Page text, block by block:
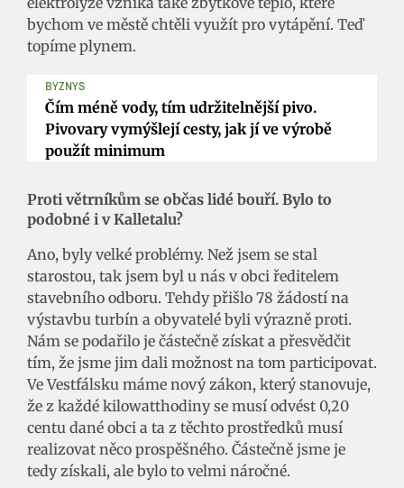
bychom ve městě chtěli využít pro vytápění. Teď
topíme plynem.
BYZNYS
Čím méně vody, tím udržitelnější pivo.
Pivovary vymýšlejí cesty, jak jí ve výrobě
použít minimum
Proti větrníkům se občas lidé bouří. Bylo to
podobné i v Kalletalu?
Ano, byly velké problémy. Než jsem se stal
starostou, tak jsem byl u nás v obci ředitelem
stavebního odboru. Tehdy přišlo 78 žádostí na
výstavbu turbín a obyvatelé byli výrazně proti.
Nám se podařilo je částečně získat a přesvědčit
tím, že jsme jim dali možnost na tom participovat.
Ve Vestfálsku máme nový zákon, který stanovuje,
že z každé kilowatthodiny se musí odvést 0,20
centu dané obci a ta z těchto prostředků musí
realizovat něco prospěšného. Částečně jsme je
tedy získali, ale bylo to velmi náročné.